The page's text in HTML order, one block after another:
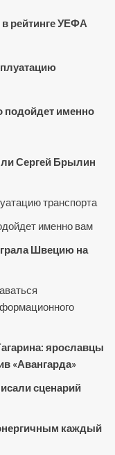
рейтинге УЕФА
подойдет именно
Сергей Брылин
транспорта
именно вам
Швецию на
ярославцы
«Авангарда»
сценарий
каждый